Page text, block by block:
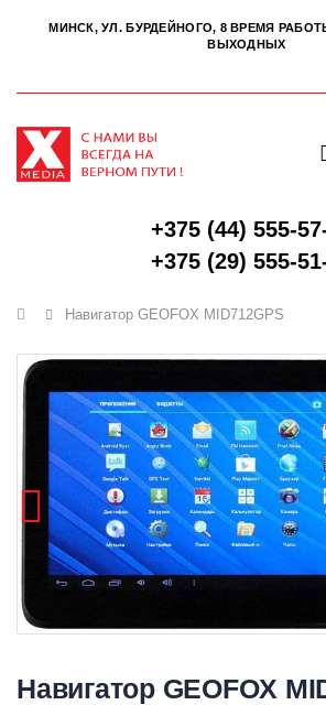
МИНСК, УЛ. БУРДЕЙНОГО, 8 ВРЕМЯ
ВЫХОДНЫХ
+375 (44) 555-
+375 (29) 555-
Главная
Навигатор GEOFOX MID712GPS
Навигатор GEOFOX